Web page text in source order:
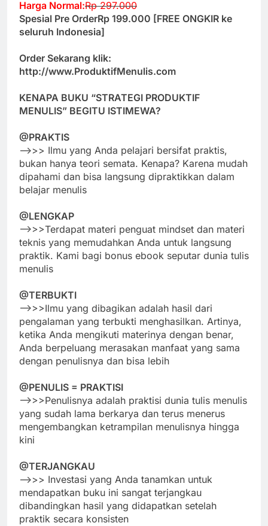
Harga Normal:Rp 297.000
Spesial Pre OrderRp 199.000 [FREE ONGKIR ke
seluruh Indonesia]
Order Sekarang klik:
http://www.ProduktifMenulis.com
KENAPA BUKU “STRATEGI PRODUKTIF
MENULIS” BEGITU ISTIMEWA?
@PRAKTIS
—>>> Ilmu yang Anda pelajari bersifat praktis,
bukan hanya teori semata. Kenapa? Karena mudah
dipahami dan bisa langsung dipraktikkan dalam
belajar menulis
@LENGKAP
—>>>Terdapat materi penguat mindset dan materi
teknis yang memudahkan Anda untuk langsung
praktik. Kami bagi bonus ebook seputar dunia tulis
menulis
@TERBUKTI
—>>>Ilmu yang dibagikan adalah hasil dari
pengalaman yang terbukti menghasilkan. Artinya,
ketika Anda mengikuti materinya dengan benar,
Anda berpeluang merasakan manfaat yang sama
dengan penulisnya dan bisa lebih
@PENULIS = PRAKTISI
—->>>Penulisnya adalah praktisi dunia tulis menulis
yang sudah lama berkarya dan terus menerus
mengembangkan ketrampilan menulisnya hingga
kini
@TERJANGKAU
—>>> Investasi yang Anda tanamkan untuk
mendapatkan buku ini sangat terjangkau
dibandingkan hasil yang didapatkan setelah
praktik secara konsisten